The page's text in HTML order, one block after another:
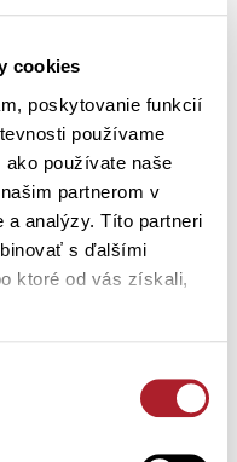
cookies
poskytovanie funkcií
používame
používate naše
partnerom v
analýzy. Títo partneri
s ďalšími
ktoré od vás získali,
-30 %